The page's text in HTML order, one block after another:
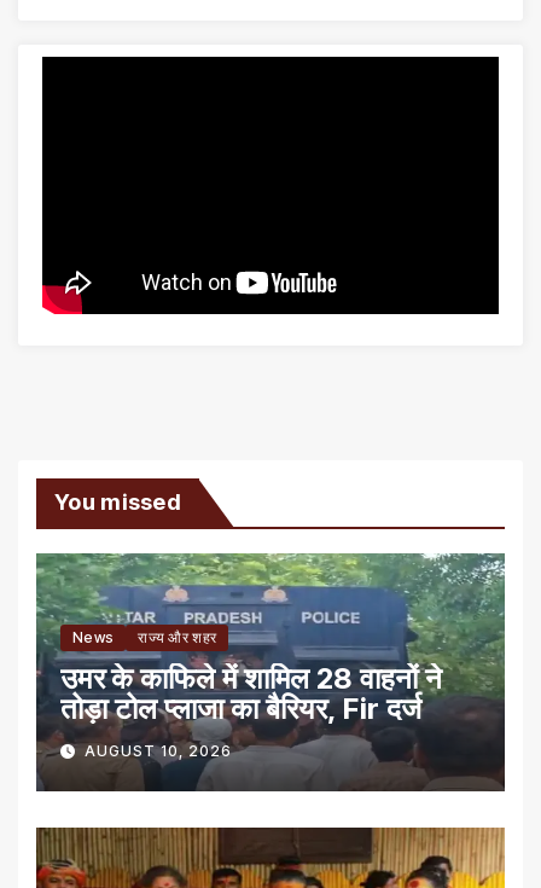
You missed
News राज्य और शहर
उमर के काफिले में शामिल 28 वाहनों ने
तोड़ा टोल प्लाजा का बैरियर, Fir दर्ज
AUGUST 10, 2026